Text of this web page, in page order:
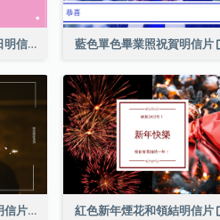
粉色和白色蛋糕照片生日明信片 藍色單色畢業照祝賀明信片
棕色煙花照片新年快樂明信片 紅色新年煙花和領結明信片